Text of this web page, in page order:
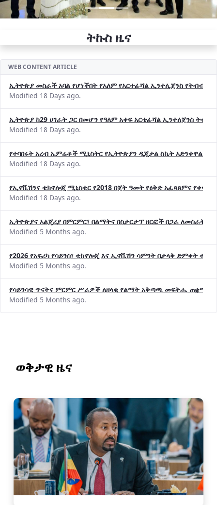
ትኩስ ዜና
WEB CONTENT ARTICLE
ኢትዮጵያ መስራች አባል የሆነችበት የአለም የአርተፊሻል ኢንተሊጀንስ የትብብር
Modified 18 Days ago.
ኢትዮጵያ ከ29 ሀገራት ጋር በመሆን የዓለም አቀፍ አርቴፊሻል ኢንተለጀንስ
Modified 18 Days ago.
የተባበሩት አረብ ኤምሬቶች ሚኒስትር የኢትዮጵያን ዲጂታል ስኬት አድንቀዋል
Modified 18 Days ago.
የኢኖቬሽንና ቴክኖሎጂ ሚኒስቴር የ2018 በጀት ዓመት የዕቅድ አፈጻጸምና
Modified 18 Days ago.
ኢትዮጵያና አልጄሪያ በምርምር፣ በልማትና በስታርታፕ ዘርፎች በጋራ ለመስራት
Modified 5 Months ago.
የ2026 የአፍሪካ የሳይንስ፣ ቴክኖሎጂ እና ኢኖቬሽን ሳምንት በታላቅ ድምቀት
Modified 5 Months ago.
የሳይንሳዊ ጥናትና ምርምር ሥራዎች ለዘላቂ የልማት አቅጣጫ መፍትሔ ጠቋሚ
Modified 5 Months ago.
ወቅታዊ ዜና